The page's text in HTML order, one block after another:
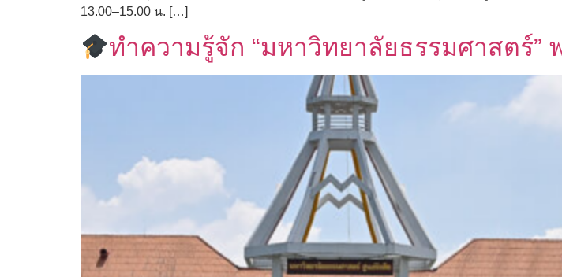
13.00–15.00 น. […]
ทำความรู้จัก “มหาวิทยาลัยธรรมศาสตร์”